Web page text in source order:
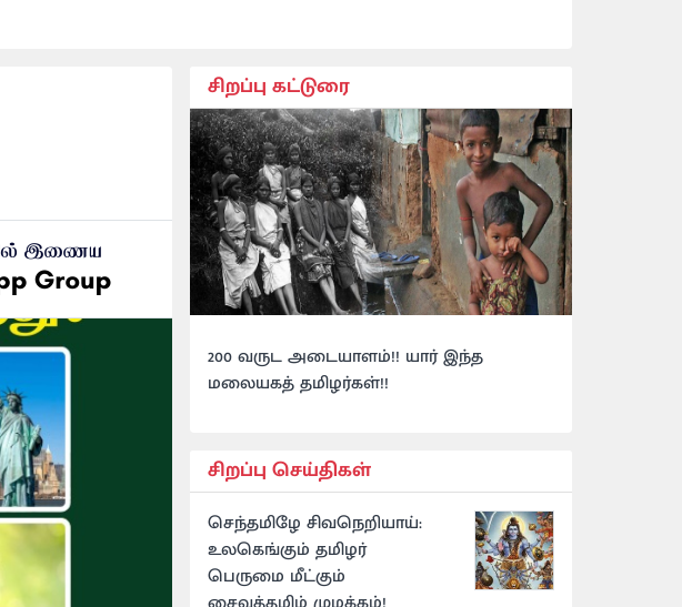
சிறப்பு கட்டுரை
200 வருட அடையாளம்!! யார் இந்த
மலையகத் தமிழர்கள்!!
சிறப்பு செய்திகள்
செந்தமிழே சிவநெறியாய்:
உலகெங்கும் தமிழர்
பெருமை மீட்கும்